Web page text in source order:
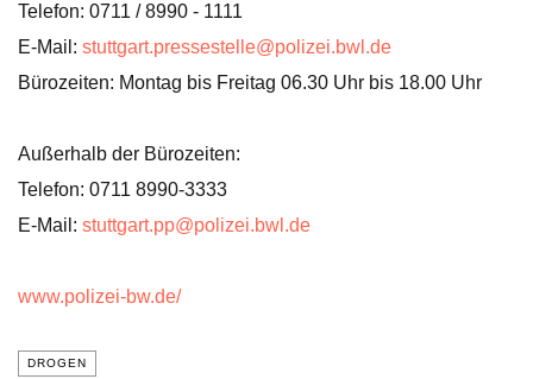
Telefon: 0711 / 8990 - 1111
E-Mail: stuttgart.pressestelle@polizei.bwl.de
Bürozeiten: Montag bis Freitag 06.30 Uhr bis 18.00 Uhr
Außerhalb der Bürozeiten:
Telefon: 0711 8990-3333
E-Mail: stuttgart.pp@polizei.bwl.de
www.polizei-bw.de/
DROGEN